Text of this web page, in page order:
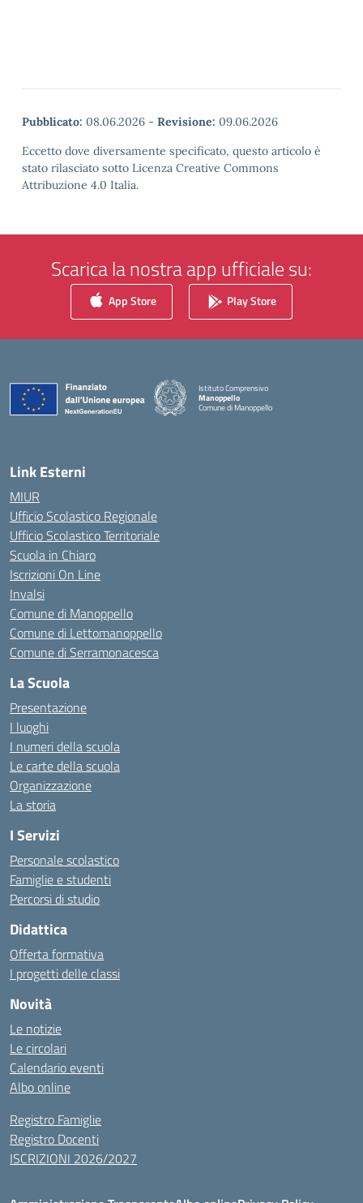
Pubblicato: 08.06.2026 - Revisione: 09.06.2026
Eccetto dove diversamente specificato, questo articolo è
stato rilasciato sotto Licenza Creative Commons
Attribuzione 4.0 Italia.
Scarica la nostra app ufficiale su:
App Store Play Store
Istituto Comprensivo
Manoppello
Comune di Manoppello
Link Esterni
MIUR
Ufficio Scolastico Regionale
Ufficio Scolastico Territoriale
Scuola in Chiaro
Iscrizioni On Line
Invalsi
Comune di Manoppello
Comune di Lettomanoppello
Comune di Serramonacesca
La Scuola
Presentazione
I luoghi
I numeri della scuola
Le carte della scuola
Organizzazione
La storia
I Servizi
Personale scolastico
Famiglie e studenti
Percorsi di studio
Didattica
Offerta formativa
I progetti delle classi
Novità
Le notizie
Le circolari
Calendario eventi
Albo online
Registro Famiglie
Registro Docenti
ISCRIZIONI 2026/2027